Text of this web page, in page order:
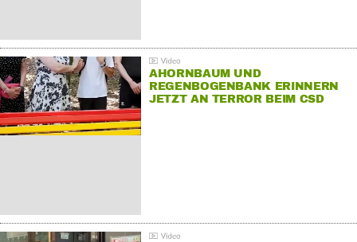
AHORNBAUM UND
REGENBOGENBANK ERINNERN
JETZT AN TERROR BEIM CSD